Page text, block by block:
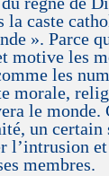
la caste
». Parce
motive les
les
morale,
le monde.
un certain
l’intrusion
membres.